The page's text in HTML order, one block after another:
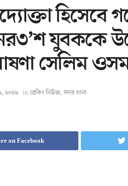
হিসেবে
যুবককে
সেলিম
২০১৬ in ব্রেকিং নিউজ, সদর থানা
on Facebook